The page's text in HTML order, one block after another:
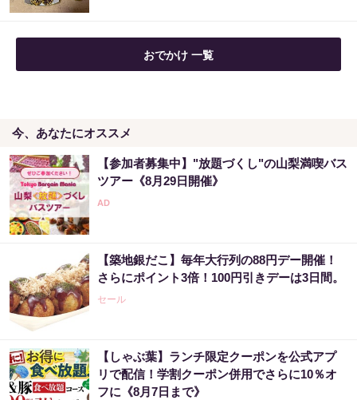
おでかけ 一覧
今、あなたにオススメ
【参加者募集中】"放題づくし"の山梨満喫バス
ツアー《8月29日開催》
【築地銀だこ】毎年大行列の88円デー開催！
さらにポイント3倍！100円引きデーは3日間。
セール
【しゃぶ葉】ランチ限定クーポンを公式アプ
リで配信！学割クーポン併用でさらに10％オ
フに《8月7日まで》